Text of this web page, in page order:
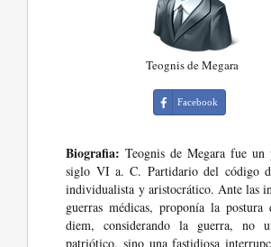
Teognis de Megara
Facebook
Biografia: Teognis de Megara fue un
siglo VI a. C. Partidario del código
individualista y aristocrático. Ante las
guerras médicas, proponía la postura
diem, considerando la guerra, no
patriótico, sino una fastidiosa